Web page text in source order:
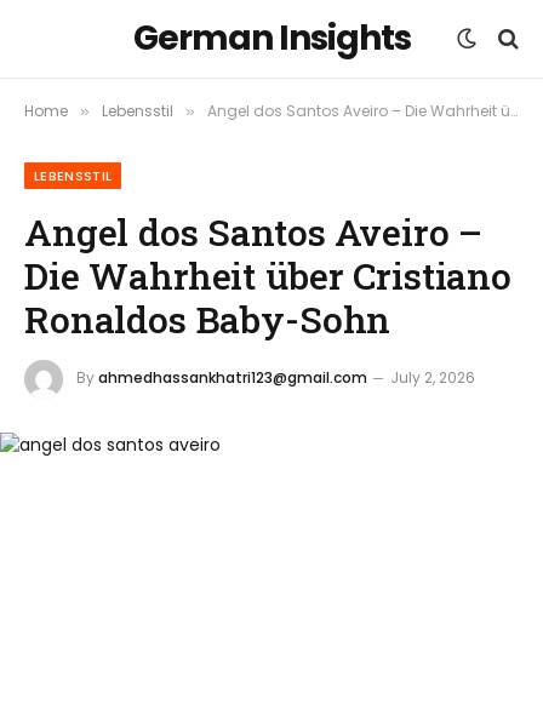
German Insights
Home » Lebensstil » Angel dos Santos Aveiro – Die Wahrheit über Cristiano Ronaldos Baby-Sohn
LEBENSSTIL
Angel dos Santos Aveiro –
Die Wahrheit über Cristiano
Ronaldos Baby-Sohn
Byahmedhassankhatri123@gmail.com July 2, 2026